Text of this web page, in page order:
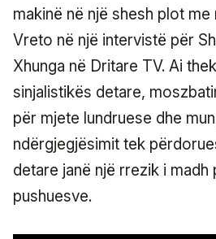
makinë në një shesh plot me
Vreto në një intervistë për
Xhunga në Dritare TV. Ai
sinjalistikës detare,
për mjete lundruese dhe
ndërgjegjësimit tek
detare janë një rrezik i madh
pushuesve.